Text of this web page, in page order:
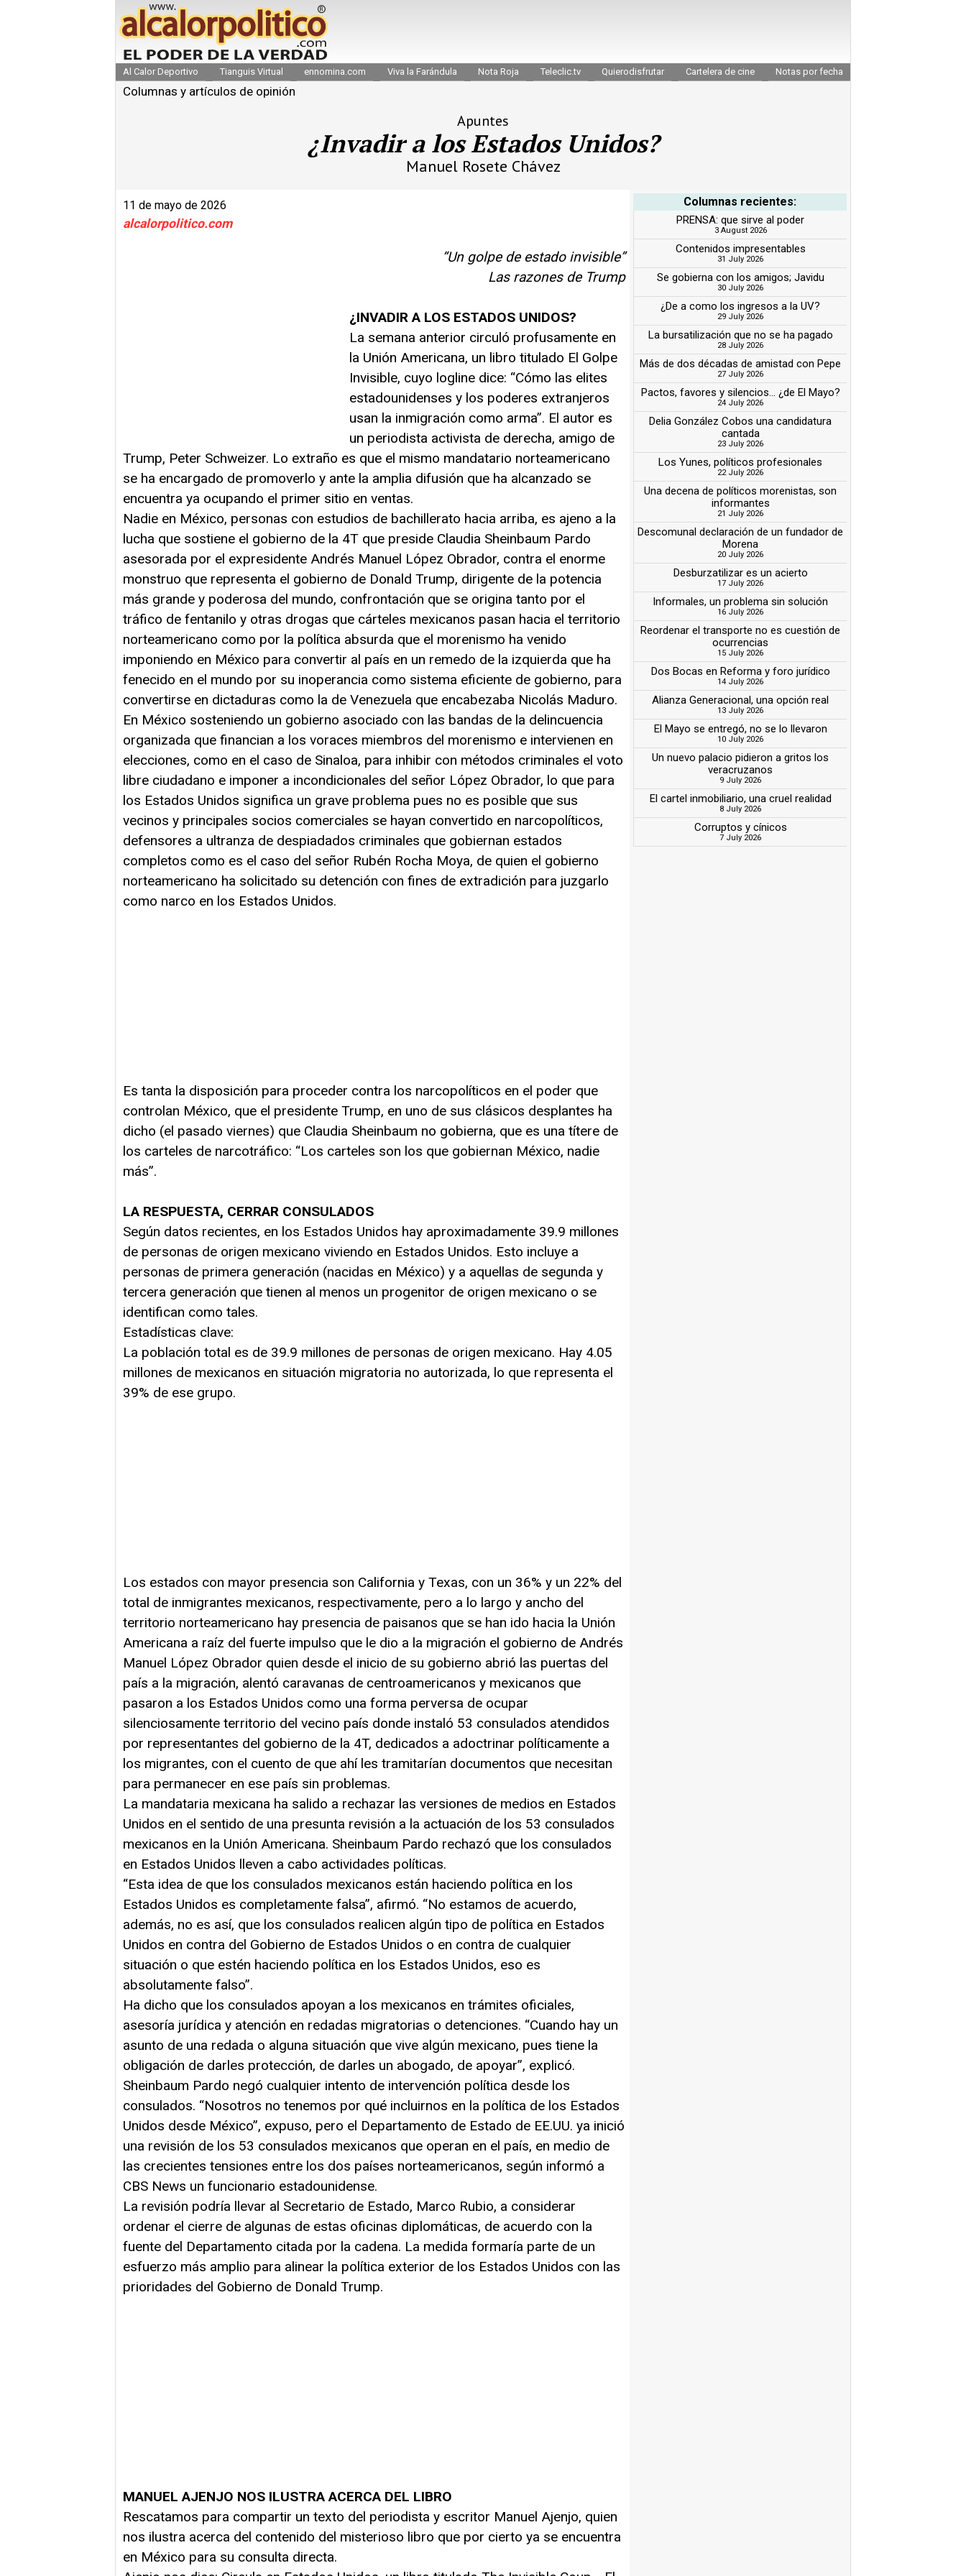
Al Calor Deportivo Tianguis Virtual ennomina.com Viva la Farándula Nota Roja Teleclic.tv Quierodisfrutar Cartelera de cine Notas por fecha
Columnas y artículos de opinión
Apuntes
¿Invadir a los Estados Unidos?
Manuel Rosete Chávez
11 de mayo de 2026
alcalorpolitico.com
“Un golpe de estado invisible”
Las razones de Trump
¿INVADIR A LOS ESTADOS UNIDOS?
La semana anterior circuló profusamente en
la Unión Americana, un libro titulado El Golpe
Invisible, cuyo logline dice: “Cómo las elites
estadounidenses y los poderes extranjeros
usan la inmigración como arma”. El autor es
un periodista activista de derecha, amigo de
Trump, Peter Schweizer. Lo extraño es que el mismo mandatario norteamericano
se ha encargado de promoverlo y ante la amplia difusión que ha alcanzado se
encuentra ya ocupando el primer sitio en ventas.
Nadie en México, personas con estudios de bachillerato hacia arriba, es ajeno a la
lucha que sostiene el gobierno de la 4T que preside Claudia Sheinbaum Pardo
asesorada por el expresidente Andrés Manuel López Obrador, contra el enorme
monstruo que representa el gobierno de Donald Trump, dirigente de la potencia
más grande y poderosa del mundo, confrontación que se origina tanto por el
tráfico de fentanilo y otras drogas que cárteles mexicanos pasan hacia el territorio
norteamericano como por la política absurda que el morenismo ha venido
imponiendo en México para convertir al país en un remedo de la izquierda que ha
fenecido en el mundo por su inoperancia como sistema eficiente de gobierno, para
convertirse en dictaduras como la de Venezuela que encabezaba Nicolás Maduro.
En México sosteniendo un gobierno asociado con las bandas de la delincuencia
organizada que financian a los voraces miembros del morenismo e intervienen en
elecciones, como en el caso de Sinaloa, para inhibir con métodos criminales el voto
libre ciudadano e imponer a incondicionales del señor López Obrador, lo que para
los Estados Unidos significa un grave problema pues no es posible que sus
vecinos y principales socios comerciales se hayan convertido en narcopolíticos,
defensores a ultranza de despiadados criminales que gobiernan estados
completos como es el caso del señor Rubén Rocha Moya, de quien el gobierno
norteamericano ha solicitado su detención con fines de extradición para juzgarlo
como narco en los Estados Unidos.
Es tanta la disposición para proceder contra los narcopolíticos en el poder que
controlan México, que el presidente Trump, en uno de sus clásicos desplantes ha
dicho (el pasado viernes) que Claudia Sheinbaum no gobierna, que es una títere de
los carteles de narcotráfico: “Los carteles son los que gobiernan México, nadie
más”.
LA RESPUESTA, CERRAR CONSULADOS
Según datos recientes, en los Estados Unidos hay aproximadamente 39.9 millones
de personas de origen mexicano viviendo en Estados Unidos. Esto incluye a
personas de primera generación (nacidas en México) y a aquellas de segunda y
tercera generación que tienen al menos un progenitor de origen mexicano o se
identifican como tales.
Estadísticas clave:
La población total es de 39.9 millones de personas de origen mexicano. Hay 4.05
millones de mexicanos en situación migratoria no autorizada, lo que representa el
39% de ese grupo.
Los estados con mayor presencia son California y Texas, con un 36% y un 22% del
total de inmigrantes mexicanos, respectivamente, pero a lo largo y ancho del
territorio norteamericano hay presencia de paisanos que se han ido hacia la Unión
Americana a raíz del fuerte impulso que le dio a la migración el gobierno de Andrés
Manuel López Obrador quien desde el inicio de su gobierno abrió las puertas del
país a la migración, alentó caravanas de centroamericanos y mexicanos que
pasaron a los Estados Unidos como una forma perversa de ocupar
silenciosamente territorio del vecino país donde instaló 53 consulados atendidos
por representantes del gobierno de la 4T, dedicados a adoctrinar políticamente a
los migrantes, con el cuento de que ahí les tramitarían documentos que necesitan
para permanecer en ese país sin problemas.
La mandataria mexicana ha salido a rechazar las versiones de medios en Estados
Unidos en el sentido de una presunta revisión a la actuación de los 53 consulados
mexicanos en la Unión Americana. Sheinbaum Pardo rechazó que los consulados
en Estados Unidos lleven a cabo actividades políticas.
“Esta idea de que los consulados mexicanos están haciendo política en los
Estados Unidos es completamente falsa”, afirmó. “No estamos de acuerdo,
además, no es así, que los consulados realicen algún tipo de política en Estados
Unidos en contra del Gobierno de Estados Unidos o en contra de cualquier
situación o que estén haciendo política en los Estados Unidos, eso es
absolutamente falso”.
Ha dicho que los consulados apoyan a los mexicanos en trámites oficiales,
asesoría jurídica y atención en redadas migratorias o detenciones. “Cuando hay un
asunto de una redada o alguna situación que vive algún mexicano, pues tiene la
obligación de darles protección, de darles un abogado, de apoyar”, explicó.
Sheinbaum Pardo negó cualquier intento de intervención política desde los
consulados. “Nosotros no tenemos por qué incluirnos en la política de los Estados
Unidos desde México”, expuso, pero el Departamento de Estado de EE.UU. ya inició
una revisión de los 53 consulados mexicanos que operan en el país, en medio de
las crecientes tensiones entre los dos países norteamericanos, según informó a
CBS News un funcionario estadounidense.
La revisión podría llevar al Secretario de Estado, Marco Rubio, a considerar
ordenar el cierre de algunas de estas oficinas diplomáticas, de acuerdo con la
fuente del Departamento citada por la cadena. La medida formaría parte de un
esfuerzo más amplio para alinear la política exterior de los Estados Unidos con las
prioridades del Gobierno de Donald Trump.
MANUEL AJENJO NOS ILUSTRA ACERCA DEL LIBRO
Rescatamos para compartir un texto del periodista y escritor Manuel Ajenjo, quien
nos ilustra acerca del contenido del misterioso libro que por cierto ya se encuentra
en México para su consulta directa.
Columnas recientes:
PRENSA: que sirve al poder
3 August 2026
Contenidos impresentables
31 July 2026
Se gobierna con los amigos; Javidu
30 July 2026
¿De a como los ingresos a la UV?
29 July 2026
La bursatilización que no se ha pagado
28 July 2026
Más de dos décadas de amistad con Pepe
27 July 2026
Pactos, favores y silencios... ¿de El Mayo?
24 July 2026
Delia González Cobos una candidatura
cantada
23 July 2026
Los Yunes, políticos profesionales
22 July 2026
Una decena de políticos morenistas, son
informantes
21 July 2026
Descomunal declaración de un fundador de
Morena
20 July 2026
Desburzatilizar es un acierto
17 July 2026
Informales, un problema sin solución
16 July 2026
Reordenar el transporte no es cuestión de
ocurrencias
15 July 2026
Dos Bocas en Reforma y foro jurídico
14 July 2026
Alianza Generacional, una opción real
13 July 2026
El Mayo se entregó, no se lo llevaron
10 July 2026
Un nuevo palacio pidieron a gritos los
veracruzanos
9 July 2026
El cartel inmobiliario, una cruel realidad
8 July 2026
Corruptos y cínicos
7 July 2026